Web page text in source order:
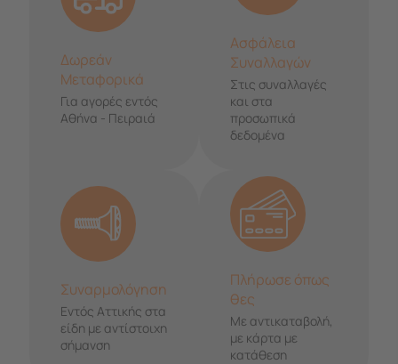
Δωρεάν
Μεταφορικά
Για αγορές εντός
Αθήνα - Πειραιά
Ασφάλεια
Συναλλαγών
Στις συναλλαγές
και στα
προσωπικά
δεδομένα
Συναρμολόγηση
Εντός Αττικής στα
είδη με αντίστοιχη
σήμανση
Πλήρωσε όπως
θες
Με αντικαταβολή,
με κάρτα με
κατάθεση